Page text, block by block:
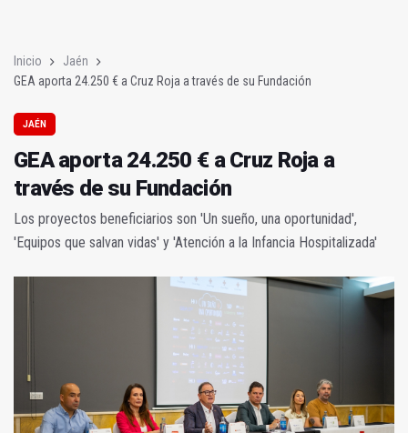
Inicio
Jaén
GEA aporta 24.250 € a Cruz Roja a través de su Fundación
JAÉN
GEA aporta 24.250 € a Cruz Roja a
través de su Fundación
Los proyectos beneficiarios son 'Un sueño, una oportunidad',
'Equipos que salvan vidas' y 'Atención a la Infancia Hospitalizada'